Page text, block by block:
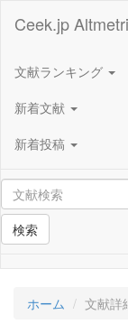
Ceek.jp
文献ランキング
新着文献
新着投稿
検索
ホーム 文献詳